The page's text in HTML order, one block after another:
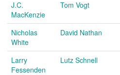
J.C.
MacKenzie
Tom Vogt
Nicholas
White
David Nathan
Larry
Fessenden
Lutz Schnell